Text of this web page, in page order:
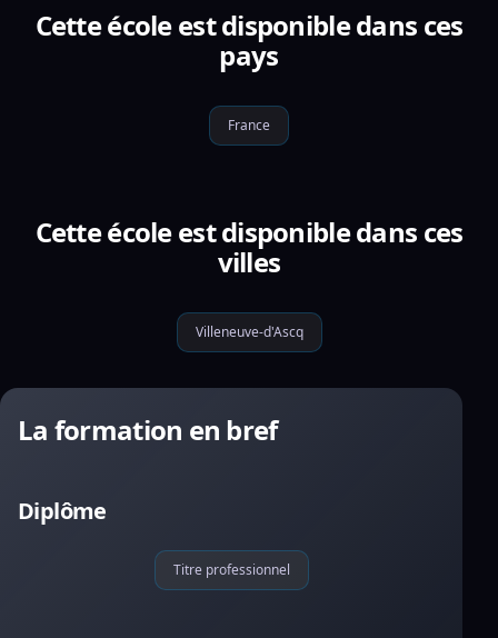
Cette école est disponible dans ces
pays
France
Cette école est disponible dans ces
villes
Villeneuve-d'Ascq
La formation en bref
Diplôme
Titre professionnel